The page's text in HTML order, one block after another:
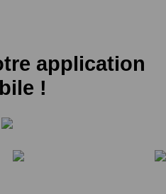
application
!